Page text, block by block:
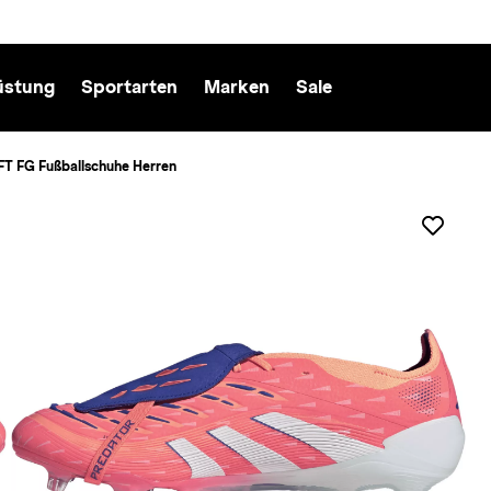
Sportarten Marken Sale
FG Fußballschuhe Herren